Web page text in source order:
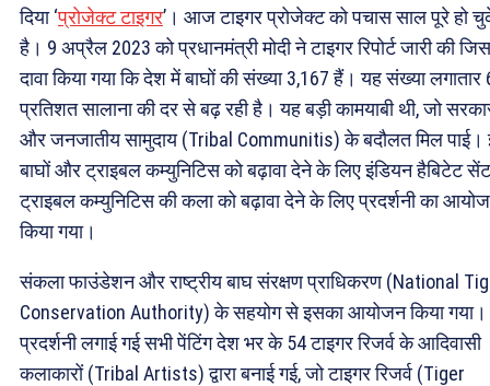
दिया ‘प्रोजेक्ट टाइगर’। आज टाइगर प्रोजेक्ट को पचास साल पूरे हो
है। 9 अप्रैल 2023 को प्रधानमंत्री मोदी ने टाइगर रिपोर्ट जारी की
दावा किया गया कि देश में बाघों की संख्या 3,167 हैं। यह संख्या लगातार
प्रतिशत सालाना की दर से बढ़ रही है। यह बड़ी कामयाबी थी, जो
और जनजातीय सामुदाय (Tribal Communitis) के बदौलत मिल पाई।
बाघों और ट्राइबल कम्युनिटिस को बढ़ावा देने के लिए इंडियन हैबिटेट
ट्राइबल कम्युनिटिस की कला को बढ़ावा देने के लिए प्रदर्शनी का
किया गया।
संकला फाउंडेशन और राष्ट्रीय बाघ संरक्षण प्राधिकरण (National
Conservation Authority) के सहयोग से इसका आयोजन किया
प्रदर्शनी लगाई गई सभी पेंटिंग देश भर के 54 टाइगर रिजर्व के आदिवासी
कलाकारों (Tribal Artists) द्वारा बनाई गई, जो टाइगर रिजर्व (Tiger